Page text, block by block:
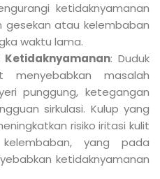
ketidaknyamanan
gesekan atau kelembaban
waktu lama.
Ketidaknyamanan: Duduk
masalah
punggung, ketegangan
sirkulasi. Kulup yang
risiko iritasi kulit
yang pada
ketidaknyamanan